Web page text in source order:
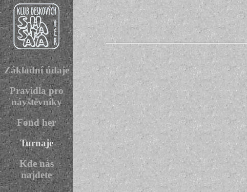
Základní údaje
Pravidla pro
návštěvníky
Fond her
Turnaje
Kde nás
najdete